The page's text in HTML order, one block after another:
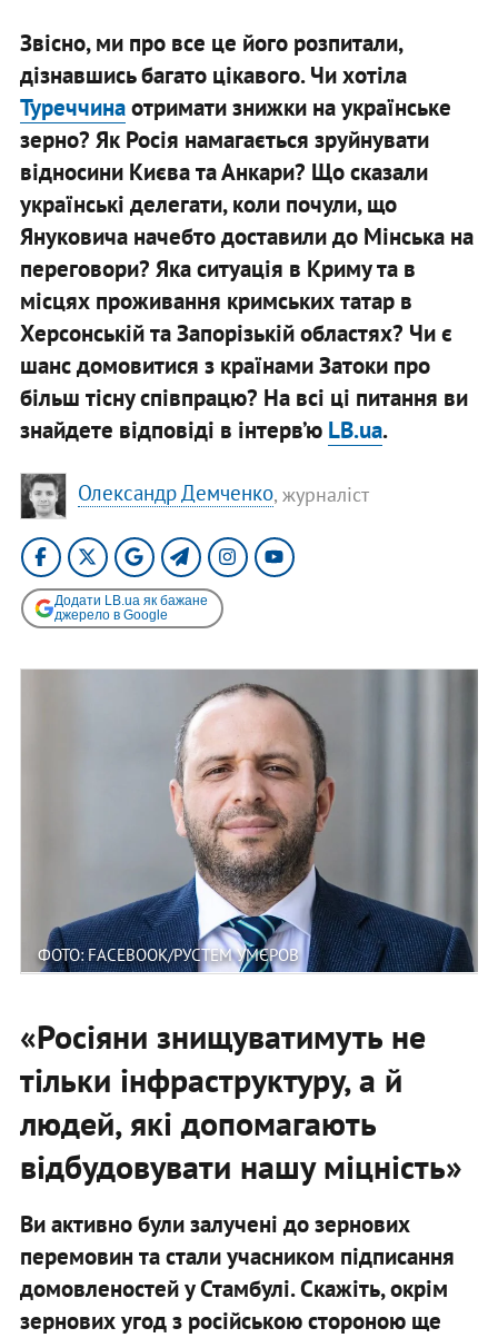
Звісно, ми про все це його розпитали,
дізнавшись багато цікавого. Чи хотіла
Туреччинаотримати знижки на українське
зерно? Як Росія намагається зруйнувати
відносини Києва та Анкари? Що сказали
українські делегати, коли почули, що
Януковича начебто доставили до Мінська на
переговори? Яка ситуація в Криму та в
місцях проживання кримських татар в
Херсонській та Запорізькій областях? Чи є
шанс домовитися з країнами Затоки про
більш тісну співпрацю? На всі ці питання ви
знайдете відповіді в інтерв’ю LB.ua.
Олександр Демченко, журналіст
Додати LB.ua як бажане
джерело в Google
ФОТО: FACEBOOK/РУСТЕМ УМЄРОВ
«Росіяни знищуватимуть не
тільки інфраструктуру, а й
людей, які допомагають
відбудовувати нашу міцність»
Ви активно були залучені до зернових
перемовин та стали учасником підписання
домовленостей у Стамбулі. Скажіть, окрім
зернових угод з російською стороною ще